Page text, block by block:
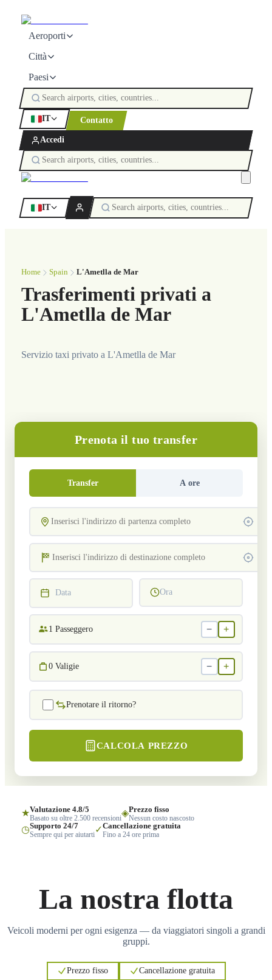
Aeroporti
Città
Paesi
IT Contatto
Accedi
IT
Home Spain L'Ametlla de Mar
Trasferimenti privati a
L'Ametlla de Mar
Servizio taxi privato a L'Ametlla de Mar
Prenota il tuo transfer
Transfer A ore
Data Ora
1 Passeggero − +
0 Valigie − +
Prenotare il ritorno?
CALCOLA PREZZO
★Valutazione 4.8/5
Basato su oltre 2.500 recensioni◈Prezzo fisso
Nessun costo nascosto
◷Supporto 24/7
Sempre qui per aiutarti✓Cancellazione gratuita
Fino a 24 ore prima
La nostra flotta
Veicoli moderni per ogni esigenza — da viaggiatori singoli a grandi
gruppi.
Prezzo fisso Cancellazione gratuita